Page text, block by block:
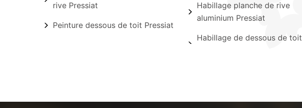
rive Pressiat
Peinture dessous de toit Pressiat
Habillage planche de rive
aluminium Pressiat
Habillage de dessous de toit